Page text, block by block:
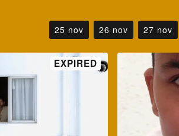
25 nov 26 nov 27 nov